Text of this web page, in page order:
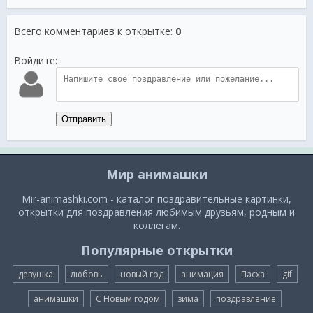
Всего комментариев к открытке: 0
Войдите:
Отправить
Мир анимашки
Mir-animashki.com - каталог поздравительные картинки,
открытки для поздравления любимым друзьям, родным и
коллегам.
Популярные открытки
девушка любовь новый год анимация Пасха gif
анимашки С Новым годом зима поздравление